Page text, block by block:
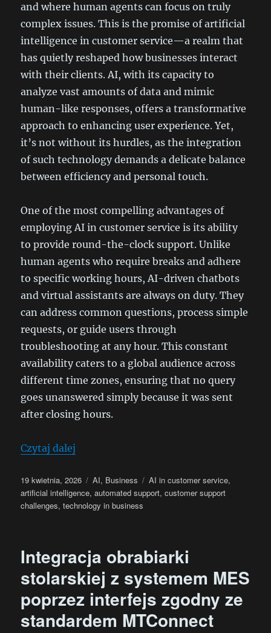
and where human agents can focus on truly
complex issues. This is the promise of artificial
intelligence in customer service—a realm that
has quietly reshaped how businesses interact
with their clients. AI, with its capacity to
analyze vast amounts of data and mimic
human-like responses, offers a transformative
approach to enhancing user experience. Yet,
it’s not without its hurdles, as the integration
of such technology demands a delicate balance
between efficiency and personal touch.
One of the most compelling advantages of
employing AI in customer service is its ability
to provide round-the-clock support. Unlike
human agents who require breaks and adhere
to specific working hours, AI-driven chatbots
and virtual assistants are always on duty. They
can address common questions, process simple
requests, or guide users through
troubleshooting at any hour. This constant
availability caters to a global audience across
different time zones, ensuring that no query
goes unanswered simply because it was sent
after closing hours.
Czytaj dalej
Data
publikacji
19 kwietnia, 2026 Kategorie
AI, Business Tagi
AI in customer service,
artificial intelligence,automated support,customer support
challenges,technology in business
Integracja obrabiarki
stolarskiej z systemem MES
poprzez interfejs zgodny ze
standardem MTConnect